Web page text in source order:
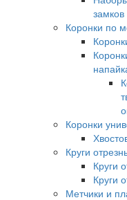
замков
Коронки по
Коронки
Круги
Круги
Круги
Метчики и